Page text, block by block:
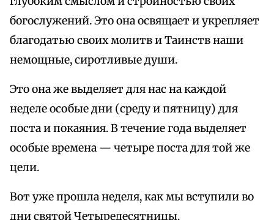
богослужений. Это она освящает и укрепляет
благодатью своих молитв и Таинств наши
немощные, сиротливые души.
Это она же выделяет для нас на каждой
неделе особые дни (среду и пятницу) для
поста и покаяния. В течение года выделяет
особые времена — четыре поста для той же
цели.
Вот уже прошла неделя, как мы вступили во
дни святой Четыредесятницы.